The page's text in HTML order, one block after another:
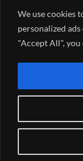
We use cookies
personalized
"Accept All", you